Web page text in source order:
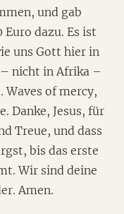
und gab
Euro dazu. Es ist
uns Gott hier in
nicht in Afrika –
Waves of mercy,
Danke, Jesus, für
Treue, und dass
bis das erste
Wir sind deine
Amen.